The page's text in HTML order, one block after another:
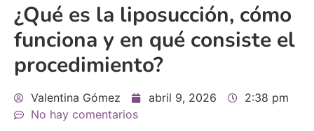
¿Qué es la liposucción, cómo
funciona y en qué consiste el
procedimiento?
Valentina Gómez abril 9, 2026
2:38 pm
No hay comentarios